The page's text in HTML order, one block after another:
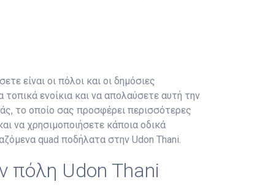
είναι οι πόλοι και οι δημόσιες
ενοίκια και να απολαύσετε αυτή την
το οποίο σας προσφέρει περισσότερες
να χρησιμοποιήσετε κάποια οδικά
quad ποδήλατα στην Udon Thani.
πόλη Udon Thani